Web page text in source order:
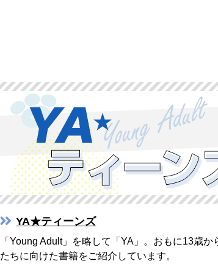
YA★ティーンズ
「Young Adult」を略して「YA」。おもに13歳か
たちに向けた書籍をご紹介しています。